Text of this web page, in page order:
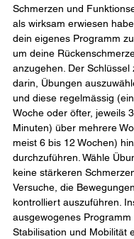
Schmerzen und
als wirksam erwiesen
dein eigenes Programm
um deine
anzugehen. Der Schlüssel
darin, Übungen
und diese regelmässig
Woche oder öfter, jeweils
Minuten) über mehrere
meist 6 bis 12 Wochen)
durchzuführen. Wähle
keine stärkeren
Versuche, die
kontrolliert auszuführen.
ausgewogenes Programm
Stabilisation und Mobilität